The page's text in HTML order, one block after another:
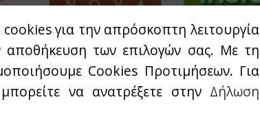
για την απρόσκοπτη λειτουργία
αποθήκευση των επιλογών σας. Με τη
Cookies Προτιμήσεων. Για
να ανατρέξετε στην Δήλωση